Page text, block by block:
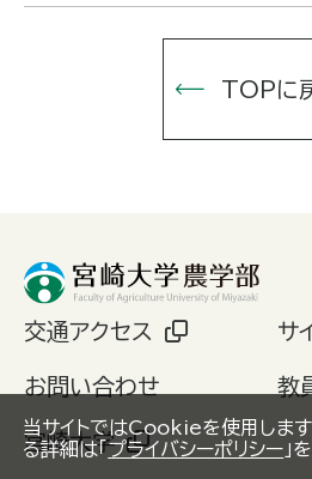
当サイトではCookieを使用しま
る詳細は「プライバシーポリシー 」
TOPに
交通アクセス サ
お問い合わせ 教
宮崎大学